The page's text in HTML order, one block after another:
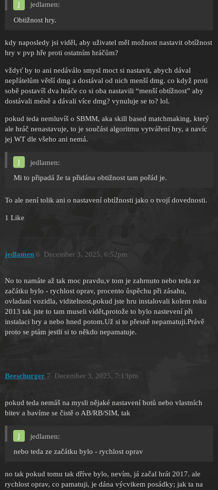
jedlamen:
Obtižnost hry.
kdy naposledy jsi viděl, aby uživatel měl možnost nastavit obtížnost
hry v pvp hře proti ostatním hráčům?
vždyť by to ani nedáválo smysl moct si nastavit, abych dával
nepřátelům větší dmg a dostával od nich menší dmg. co když proti
sobě postavíš dva hráče co si oba nastavili “menší obtížnost” aby
dostávali méně a dávali více dmg? vynuluje se to? lol.
pokud teda nemluvíš o SBMM, aka skill based matchmaking, který
ale hráč nenastavuje, to je součást algoritmu vytváření hry, a navíc
jej WT dle všeho ani nemá.
jedlamen:
Mi to připadá že ta přidána obtižnost tam pořád je.
To ale není tolik ani o nastavení obtížnosti jako o tvojí dovednosti.
1 Like
jedlamen December 3, 2025, 6:52pm
6
No to namáte až tak moc pravdu,v tom je zahrnuto nebo teda ze
začátku bylo - rychlost oprav, procento ůspěchu při zásahu,
ovladaní vozidla, viditelnost,pokud jste hru instalovali kolem roku
2013 tak jste to tam museli vidět,protože to bylo nastevení při
instalaci hry a nebo hned potom.Už si to přesně nepamatuji.Právě
proto se ptám jestli si to někdo nepamatuje.
Beeschurger December 3, 2025, 7:13pm
7
pokud teda nemáš na mysli nějaké nastavení botů nebo vlastních
bitev a bavíme se čistě o AB/RB/SIM, tak
jedlamen:
nebo teda ze začátku bylo - rychlost oprav
no tak pokud tomu tak dříve bylo, nevím, já začal hrát 2017. ale
rychlost oprav, co pamatuji, je dána výcvikem posádky; jak ta na